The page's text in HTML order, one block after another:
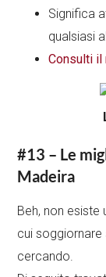
Significa
qualsiasi
Consulti il
#13 – Le
Madeira
Beh, non
cui
cercando.